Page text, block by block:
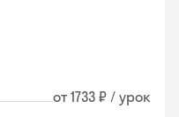
от 1733 ₽ / урок